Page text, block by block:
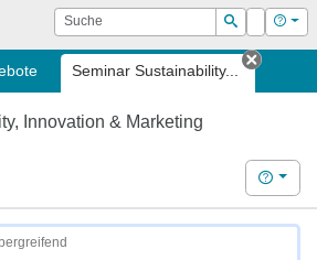
Suche
Suchen
Login Hilfe
Seminar Sustainability...
Tab
Innovation & Marketing
Hilfe